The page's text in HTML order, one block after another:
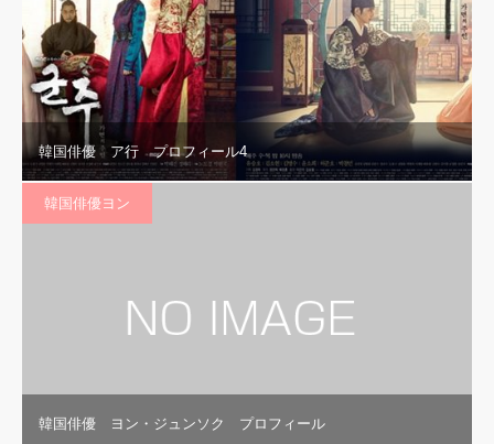
韓国俳優 ア行 プロフィール4
韓国俳優ヨン
韓国俳優 ヨン・ジュンソク プロフィール